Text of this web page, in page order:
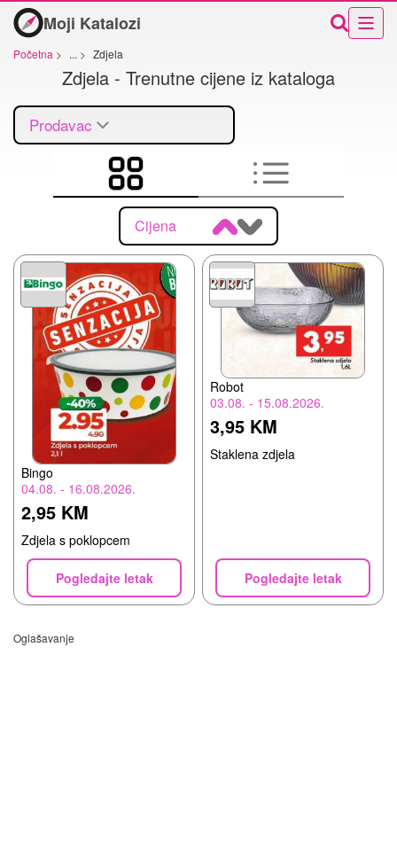
Moji Katalozi
Početna > ... > Zdjela
Zdjela - Trenutne cijene iz kataloga
Prodavac
Cijena
Bingo
04.08. - 16.08.2026.
2,95 KM
Zdjela s poklopcem
Pogledajte letak
Robot
03.08. - 15.08.2026.
3,95 KM
Staklena zdjela
Pogledajte letak
Oglašavanje